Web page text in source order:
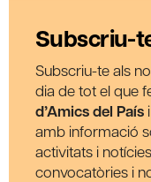
Subscriu-
Subscriu-te als
dia de tot el que
d’Amics del País
amb informació
activitats i
convocatòries i